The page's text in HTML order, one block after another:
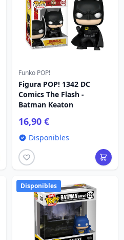
Funko POP!
Figura POP! 1342 DC
Comics The Flash -
Batman Keaton
16,90 €
Disponibles
Disponibles